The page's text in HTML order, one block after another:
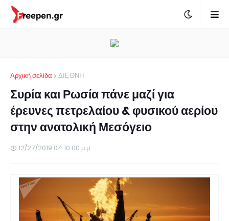
Αρχική σελίδα ΔΙΕΘΝΗ
Συρία και Ρωσία πάνε μαζί για
έρευνες πετρελαίου & φυσικού αερίου
στην ανατολική Μεσόγειο
12/27/2019 04:10:00 μ.μ.